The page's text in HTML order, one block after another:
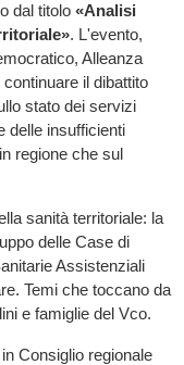
dal titolo «Analisi
. L'evento,
Alleanza
il dibattito
stato dei servizi
delle insufficienti
regione che sul
sanità territoriale: la
delle Case di
Assistenziali
Temi che toccano da
e famiglie del Vco.
Consiglio regionale